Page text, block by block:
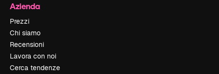
Azienda
Prezzi
Chi siamo
Recensioni
Lavora con noi
Cerca tendenze